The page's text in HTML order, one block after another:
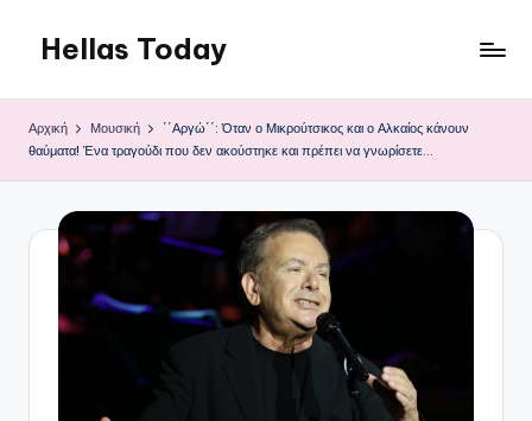
Μετάβαση
περιεχόμενο
Hellas Today
Αρχική Μουσική
΄΄Αργώ΄΄: Όταν ο Μικρούτσικος και ο Αλκαίος κάνουν
θαύματα! Ένα τραγούδι που δεν ακούστηκε και πρέπει να γνωρίσετε…